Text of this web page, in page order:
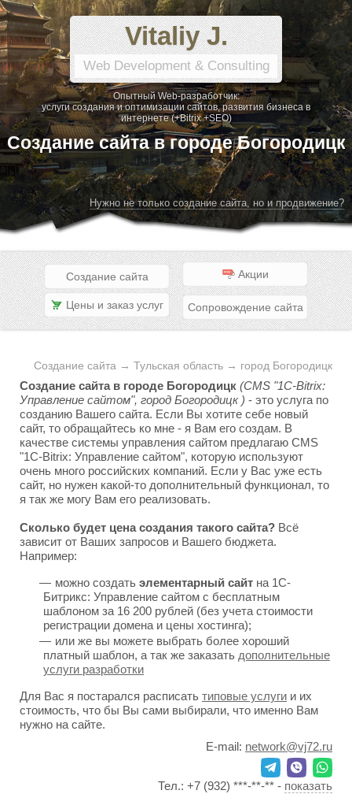
Vitaliy J.
Web Development & Consulting
Опытный Web-разработчик:
услуги создания и оптимизации сайтов, развития бизнеса в
интернете (+Bitrix +SEO)
Создание сайта в городе Богородицк
Нужно не только создание сайта, но и продвижение?
Создание сайта Акции
Цены и заказ услуг Сопровождение сайта
Создание сайта → Тульская область → город Богородицк
Создание сайта в городе Богородицк (CMS "1C-Bitrix:
Управление сайтом", город Богородицк ) - это услуга по
созданию Вашего сайта. Если Вы хотите себе новый
сайт, то обращайтесь ко мне - я Вам его создам. В
качестве системы управления сайтом предлагаю CMS
"1C-Bitrix: Управление сайтом", которую используют
очень много российских компаний. Если у Вас уже есть
сайт, но нужен какой-то дополнительный функционал, то
я так же могу Вам его реализовать.
Сколько будет цена создания такого сайта? Всё
зависит от Ваших запросов и Вашего бюджета.
Например:
можно создать элементарный сайт на 1С-
Битрикс: Управление сайтом с бесплатным
шаблоном за 16 200 рублей (без учета стоимости
регистрации домена и цены хостинга);
или же вы можете выбрать более хороший
платный шаблон, а так же заказать дополнительные
услуги разработки
Для Вас я постарался расписать типовые услуги и их
стоимость, что бы Вы сами выбирали, что именно Вам
нужно на сайте.
E-mail: network@vj72.ru
Тел.: +7 (932) ***-**-** - показать